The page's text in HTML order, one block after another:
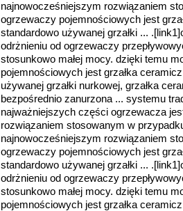
najnowocześniejszym rozwiązaniem
ogrzewaczy pojemnościowych jest
standardowo używanej grzałki ...
odrżnieniu od ogrzewaczy
stosunkowo małej mocy. dzięki temu
pojemnościowych jest grzałka
używanej grzałki nurkowej, grzałka
bezpośrednio zanurzona ... systemu
najważniejszych części ogrzewacza
rozwiązaniem stosowanym w
najnowocześniejszym rozwiązaniem
ogrzewaczy pojemnościowych jest
standardowo używanej grzałki ...
odrżnieniu od ogrzewaczy
stosunkowo małej mocy. dzięki temu
pojemnościowych jest grzałka